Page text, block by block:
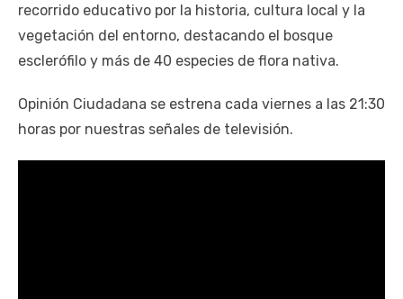
recorrido educativo por la historia, cultura local y la
vegetación del entorno, destacando el bosque
esclerófilo y más de 40 especies de flora nativa.
Opinión Ciudadana se estrena cada viernes a las 21:30
horas por nuestras señales de televisión.